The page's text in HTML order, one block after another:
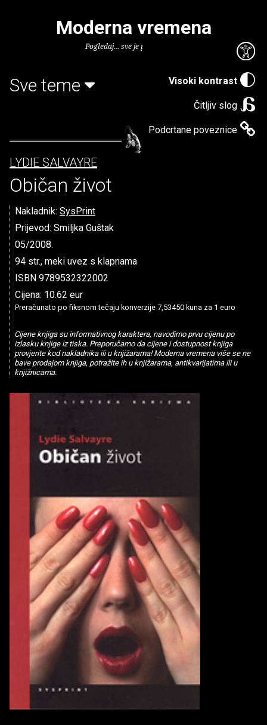
Visoki kontrast
Čitljiv slog
Podcrtane poveznice
Moderna vremena
Pogledaj... sve je puno knjiga.
Sve teme
LYDIE SALVAYRE
Običan život
Nakladnik: SysPrint
Prijevod: Smiljka Guštak
05/2008.
94 str., meki uvez s klapnama
ISBN 9789532322002
Cijena: 10.62 eur
Preračunato po fiksnom tečaju konverzije 7,53450 kuna za 1 euro
Cijene knjiga su informativnog karaktera, navodimo prvu cijenu po
izlasku knjige iz tiska. Preporučamo da cijene i dostupnost knjiga
provjerite kod nakladnika ili u knjižarama! Moderna vremena više se ne
bave prodajom knjiga, potražite ih u knjižarama, antikvarijatima ili u
knjižnicama.